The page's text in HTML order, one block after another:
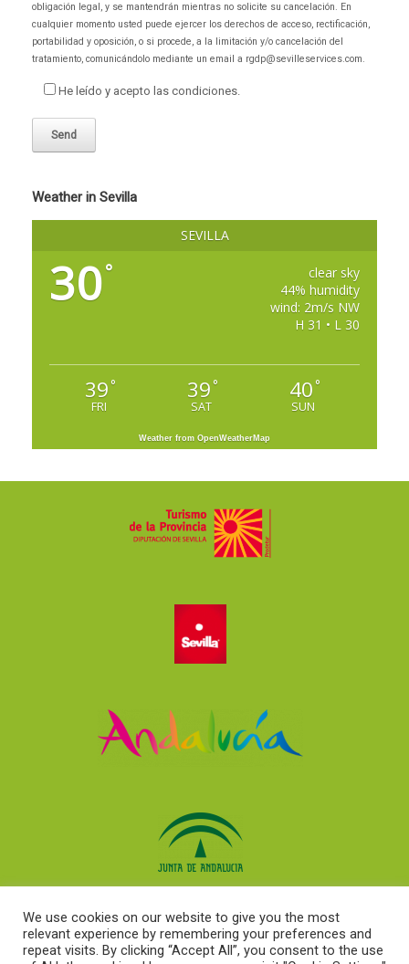
obligación legal, y se mantendrán mientras no solicite su cancelación. En
cualquier momento usted puede ejercer los derechos de acceso, rectificación,
portabilidad y oposición, o si procede, a la limitación y/o cancelación del
tratamiento, comunicándolo mediante un email a rgdp@sevilleservices.com.
He leído y acepto las condiciones.
Weather in Sevilla
SEVILLA
30°
clear sky
44% humidity
wind: 2m/s NW
H 31 • L 30
39 °
FRI
39 °
SAT
40 °
SUN
Weather from OpenWeatherMap
Seville Services|info@sevilleservices.com| (+34) 657 200 330 |
Condiciones| Cookie Policy | Privacy Policy
We use cookies on our website to give you the most
relevant experience by remembering your preferences and
repeat visits. By clicking “Accept All”, you consent to the use